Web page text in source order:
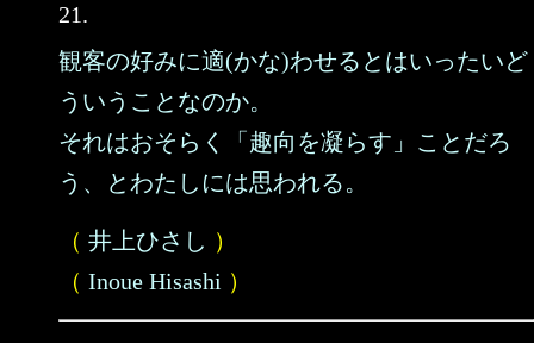
21.
観客の好みに適(かな)わせるとはいったいど
ういうことなのか。
それはおそらく「趣向を凝らす」ことだろ
う、とわたしには思われる。
（ 井上ひさし ）
（ Inoue Hisashi ）